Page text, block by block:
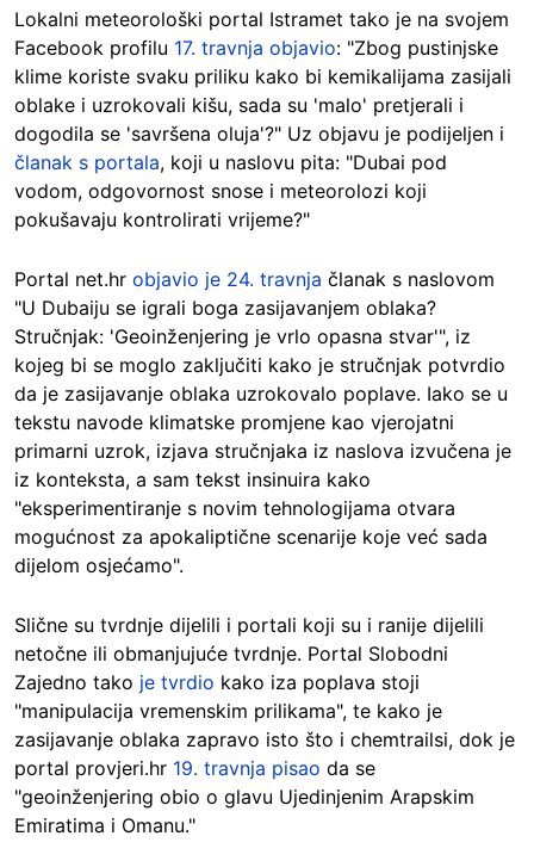
Lokalni meteorološki portal Istramet tako je na svojem
Facebook profilu 17. travnja objavio: "Zbog pustinjske
klime koriste svaku priliku kako bi kemikalijama zasijali
oblake i uzrokovali kišu, sada su 'malo' pretjerali i
dogodila se 'savršena oluja'?" Uz objavu je podijeljen i
članak s portala, koji u naslovu pita: "Dubai pod
vodom, odgovornost snose i meteorolozi koji
pokušavaju kontrolirati vrijeme?"
Portal net.hr objavio je 24. travnja članak s naslovom
"U Dubaiju se igrali boga zasijavanjem oblaka?
Stručnjak: 'Geoinženjering je vrlo opasna stvar'", iz
kojeg bi se moglo zaključiti kako je stručnjak potvrdio
da je zasijavanje oblaka uzrokovalo poplave. Iako se u
tekstu navode klimatske promjene kao vjerojatni
primarni uzrok, izjava stručnjaka iz naslova izvučena je
iz konteksta, a sam tekst insinuira kako
"eksperimentiranje s novim tehnologijama otvara
mogućnost za apokaliptične scenarije koje već sada
dijelom osjećamo".
Slične su tvrdnje dijelili i portali koji su i ranije dijelili
netočne ili obmanjujuće tvrdnje. Portal Slobodni
Zajedno tako je tvrdio kako iza poplava stoji
"manipulacija vremenskim prilikama", te kako je
zasijavanje oblaka zapravo isto što i chemtrailsi, dok je
portal provjeri.hr 19. travnja pisao da se
"geoinženjering obio o glavu Ujedinjenim Arapskim
Emiratima i Omanu."